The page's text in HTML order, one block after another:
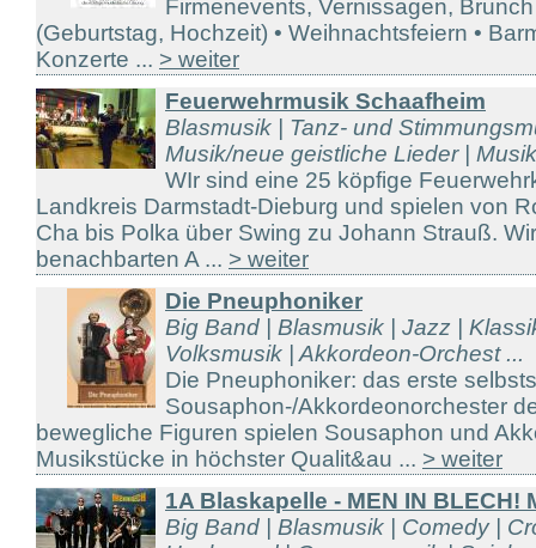
Firmenevents, Vernissagen,
(Geburtstag, Hochzeit) • Weihnachtsfeiern •
Konzerte ... > weiter
Feuerwehrmusik Schaafheim
Blasmusik | Tanz- und
Musik/neue geistliche Lieder |
WIr sind eine 25 köpfige
Landkreis Darmstadt-Dieburg und spielen von
Cha bis Polka über Swing zu Johann Strauß.
benachbarten A ... > weiter
Die Pneuphoniker
Big Band | Blasmusik | Jazz |
Volksmusik | Akkordeon-Orchest ...
Die Pneuphoniker: das erste
Sousaphon-/Akkordeonorchester
bewegliche Figuren spielen Sousaphon und
Musikstücke in höchster Qualit&au ... > weiter
1A Blaskapelle - MEN IN
Big Band | Blasmusik | Comedy |